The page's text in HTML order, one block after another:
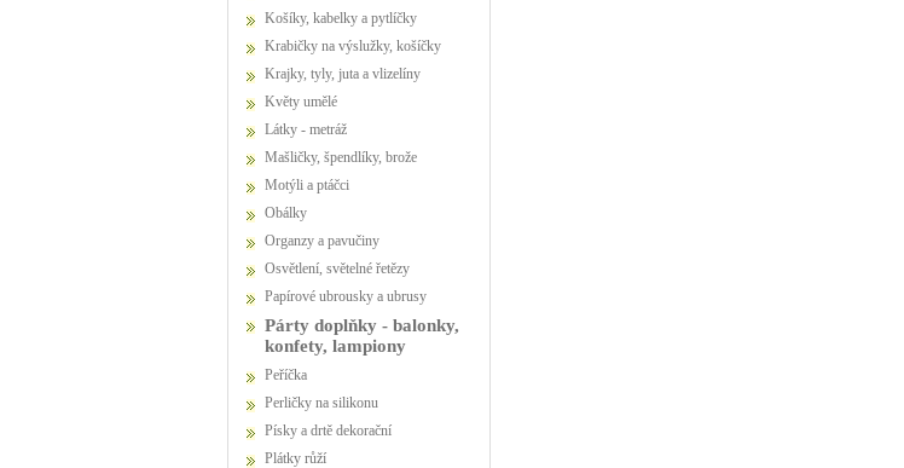
Košíky, kabelky a pytlíčky
Krabičky na výslužky, košíčky
Krajky, tyly, juta a vlizelíny
Květy umělé
Látky - metráž
Mašličky, špendlíky, brože
Motýli a ptáčci
Obálky
Organzy a pavučiny
Osvětlení, světelné řetězy
Papírové ubrousky a ubrusy
Párty doplňky - balonky,
konfety, lampiony
Peříčka
Perličky na silikonu
Písky a drtě dekorační
Plátky růží